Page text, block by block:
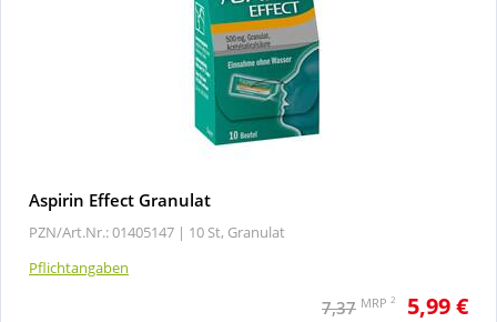
Aspirin Effect Granulat
PZN/Art.Nr.: 01405147 | 10 St, Granulat
Pflichtangaben
7,37 MRP 2 5,99 €